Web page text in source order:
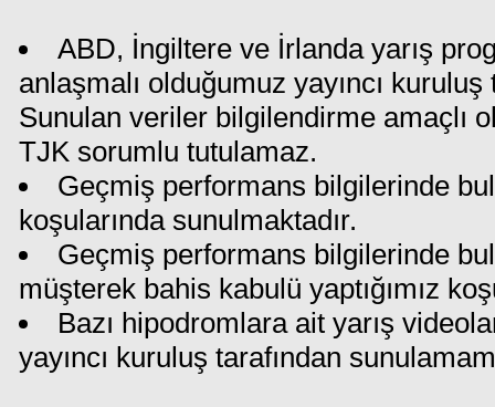
ABD, İngiltere ve İrlanda yarış
anlaşmalı olduğumuz yayıncı
Sunulan veriler bilgilendirme amaçlı
TJK sorumlu tutulamaz.
Geçmiş performans bilgilerinde
koşularında sunulmaktadır.
Geçmiş performans bilgilerinde
müşterek bahis kabulü yaptığımız
Bazı hipodromlara ait yarış
yayıncı kuruluş tarafından